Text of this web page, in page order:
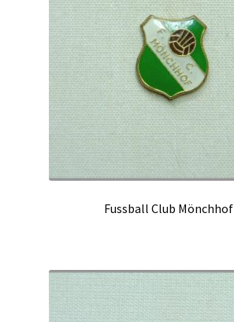
Fussball Club Mönchhof